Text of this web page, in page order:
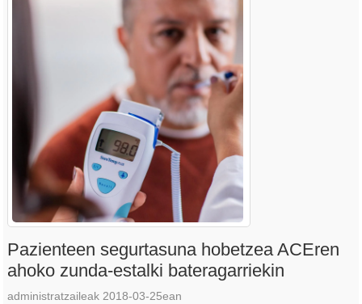
Pazienteen segurtasuna hobetzea ACEren
ahoko zunda-estalki bateragarriekin
administratzaileak 2018-03-25ean